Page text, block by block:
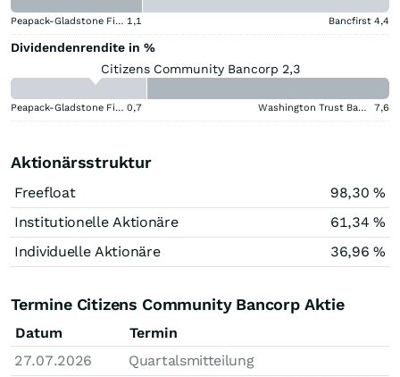
Peapack-Gladstone Financial 1,1 Bancfirst 4,4
Dividendenrendite in %
Citizens Community Bancorp 2,3
Peapack-Gladstone Financial 0,7 Washington Trust Bancorp 7,6
Aktionärsstruktur
Freefloat
98,30 %
Institutionelle Aktionäre
61,34 %
Individuelle Aktionäre
36,96 %
Termine Citizens Community Bancorp Aktie
Datum
Termin
27.07.2026
Quartalsmitteilung